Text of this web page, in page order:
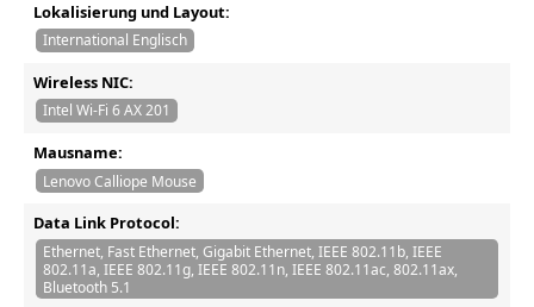
Lokalisierung und Layout:
International Englisch
Wireless NIC:
Intel Wi-Fi 6 AX 201
Mausname:
Lenovo Calliope Mouse
Data Link Protocol:
Ethernet, Fast Ethernet, Gigabit Ethernet, IEEE 802.11b, IEEE
802.11a, IEEE 802.11g, IEEE 802.11n, IEEE 802.11ac, 802.11ax,
Bluetooth 5.1